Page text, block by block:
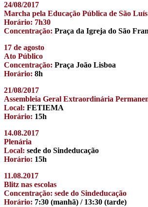
24/08/2017
Marcha pela Educação Pública de São Luís
Horário: 7h30
Concentração: Praça da Igreja do São
17 de agosto
Ato Público
Concentração: Praça João Lisboa
Horário: 8h
21/08/2017
Assembleia Geral Extraordinária
Local: FETIEMA
Horário: 15h
14.08.2017
Plenária
Local: sede do Sindeducação
Horário: 15h
11.08.2017
Blitz nas escolas
Concentração: sede do Sindeducação
Horário: 7:30 (manhã) / 13:30 (tarde)